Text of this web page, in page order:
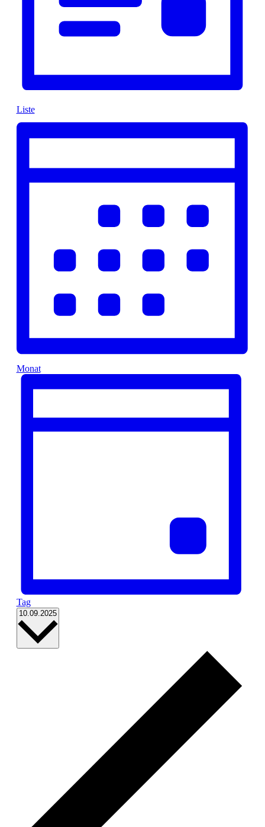
Liste
Monat
Tag
10.09.2025 Datum